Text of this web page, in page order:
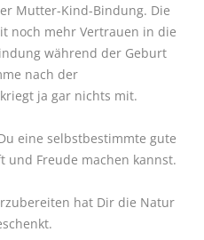
Mutter-Kind-Bindung. Die
noch mehr Vertrauen in die
während der Geburt
nach der
ja gar nichts mit.
eine selbstbestimmte gute
und Freude machen kannst.
hat Dir die Natur